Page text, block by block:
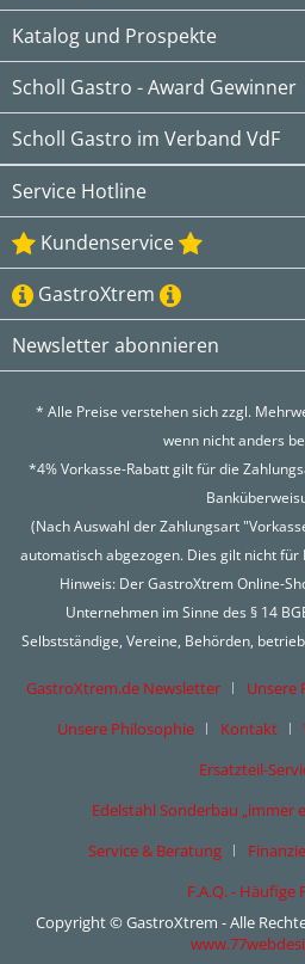
Katalog und Prospekte
Scholl Gastro - Award Gewinner
Scholl Gastro im Verband VdF
Service Hotline
Kundenservice
GastroXtrem
Newsletter abonnieren
* Alle Preise verstehen sich zzgl.
wenn nicht anders
*4% Vorkasse-Rabatt gilt für die
(Nach Auswahl der Zahlungsart
automatisch abgezogen. Dies gilt nicht für
Hinweis: Der GastroXtrem Online-
Unternehmen im Sinne des § 14
Selbstständige, Vereine, Behörden,
GastroXtrem.de Newsletter Unsere
Unsere Philosophie
Kontakt
Ersatzteil-
Edelstahl Sonderbau „immer
Service & Beratung
F.A.Q. - Häufige
Copyright © GastroXtrem - Alle